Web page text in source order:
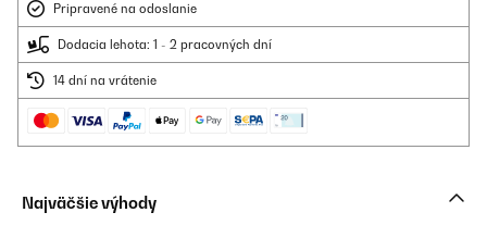
Pripravené na odoslanie
Dodacia lehota: 1 - 2 pracovných dní
14 dní na vrátenie
Najväčšie výhody